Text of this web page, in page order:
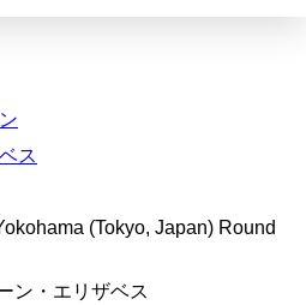
ス
(Tokyo, Japan) Round
ン・エリザベス